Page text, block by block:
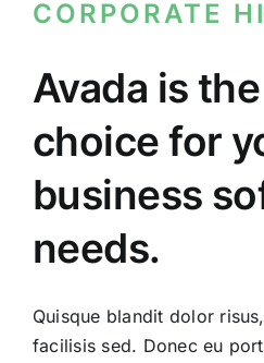
Skip
content
CORPORATE
Avada is
choice for
business
needs.
Quisque blandit dolor
facilisis sed. Donec eu